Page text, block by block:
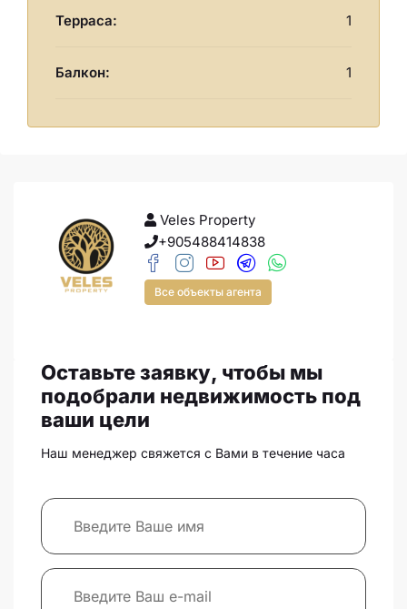
Терраса: 1
Балкон: 1
Veles Property
+905488414838
Все объекты агента
Оставьте заявку, чтобы мы
подобрали недвижимость под
ваши цели
Наш менеджер свяжется с Вами в течение часа